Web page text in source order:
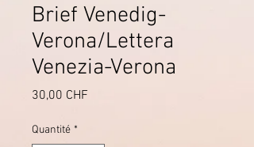
Brief Venedig-
Verona/Lettera
Venezia-Verona
30,00 CHF
Quantité *